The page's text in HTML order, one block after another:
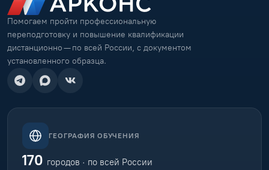
Помогаем пройти профессиональную
переподготовку и повышение квалификации
дистанционно — по всей России, с документом
установленного образца.
ГЕОГРАФИЯ ОБУЧЕНИЯ
170 городов · по всей России